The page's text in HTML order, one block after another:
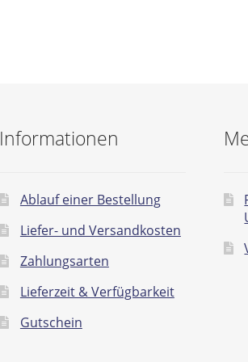
Informationen
Ablauf einer Bestellung
Liefer- und Versandkosten
Zahlungsarten
Lieferzeit & Verfügbarkeit
Gutschein